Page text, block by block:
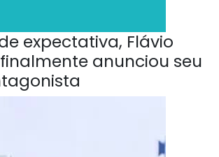
expectativa, Flávio
anunciou seu